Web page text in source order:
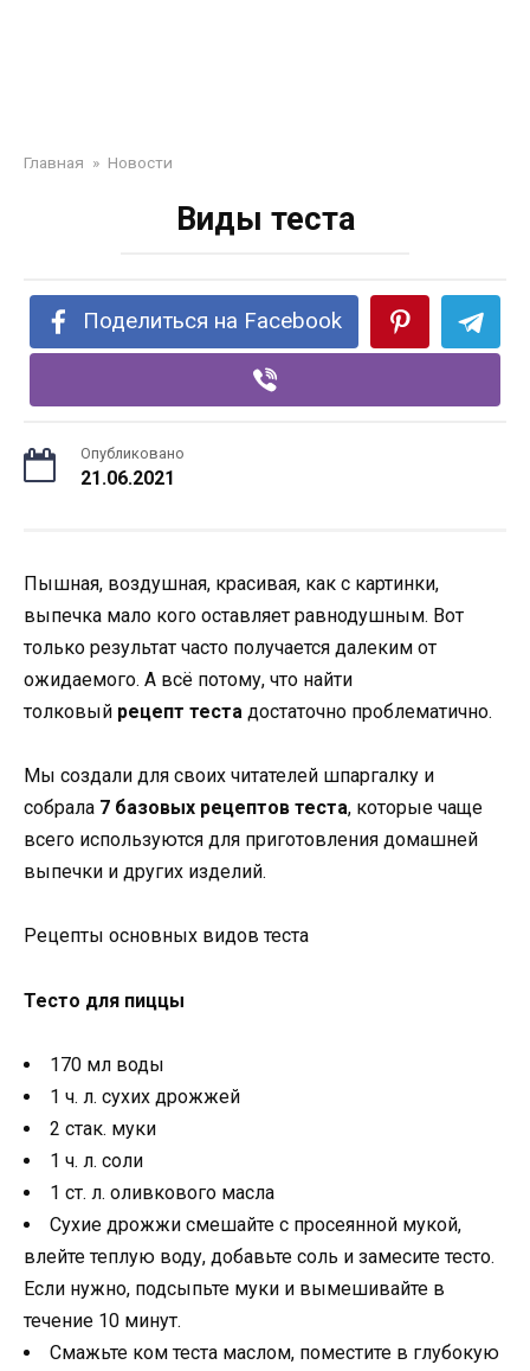
Главная » Новости
Виды теста
Поделиться на Facebook
Опубликовано
21.06.2021
Пышная, воздушная, красивая, как с картинки,
выпечка мало кого оставляет равнодушным. Вот
только результат часто получается далеким от
ожидаемого. А всё потому, что найти
толковый рецепт теста достаточно проблематично.
Мы создали для своих читателей шпаргалку и
собрала 7 базовых рецептов теста, которые чаще
всего используются для приготовления домашней
выпечки и других изделий.
Рецепты основных видов теста
Тесто для пиццы
170 мл воды
1 ч. л. сухих дрожжей
2 стак. муки
1 ч. л. соли
1 ст. л. оливкового масла
Сухие дрожжи смешайте с просеянной мукой,
влейте теплую воду, добавьте соль и замесите тесто.
Если нужно, подсыпьте муки и вымешивайте в
течение 10 минут.
Смажьте ком теста маслом, поместите в глубокую